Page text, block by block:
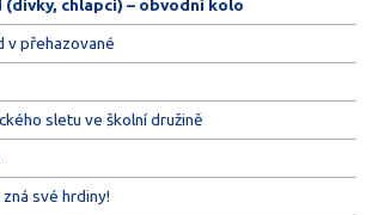
(dívky, chlapci) – obvodní kolo
v přehazované
sletu ve školní družině
své hrdiny!